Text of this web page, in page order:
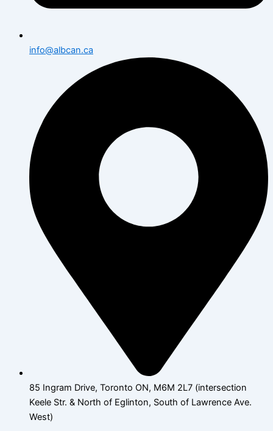
info@albcan.ca
85 Ingram Drive, Toronto ON, M6M 2L7 (intersection
Keele Str. & North of Eglinton, South of Lawrence Ave.
West)